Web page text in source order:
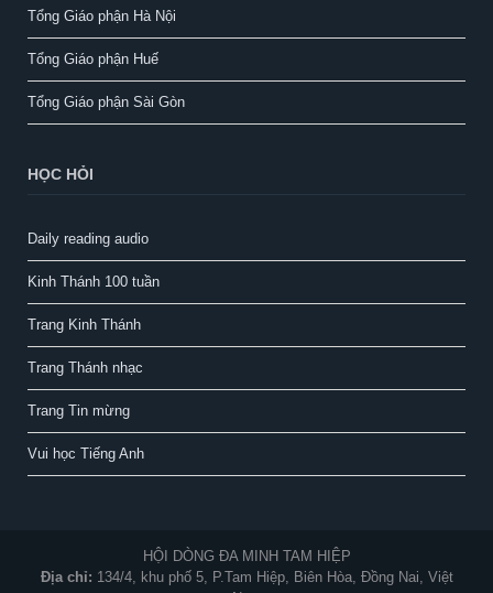
Tổng Giáo phận Hà Nội
Tổng Giáo phận Huế
Tổng Giáo phận Sài Gòn
HỌC HỎI
Daily reading audio
Kinh Thánh 100 tuần
Trang Kinh Thánh
Trang Thánh nhạc
Trang Tin mừng
Vui học Tiếng Anh
HỘI DÒNG ĐA MINH TAM HIỆP
Địa chỉ: 134/4, khu phố 5, P.Tam Hiệp, Biên Hòa, Đồng Nai, Việt